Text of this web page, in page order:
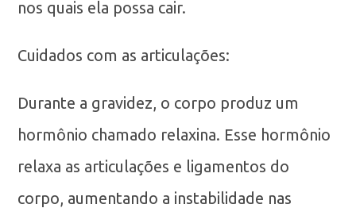
nos quais ela possa cair.
Cuidados com as articulações:
Durante a gravidez, o corpo produz um
hormônio chamado relaxina. Esse hormônio
relaxa as articulações e ligamentos do
corpo, aumentando a instabilidade nas